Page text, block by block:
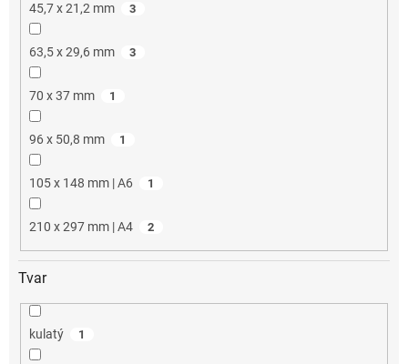
45,7 x 21,2 mm 3
63,5 x 29,6 mm 3
70 x 37 mm 1
96 x 50,8 mm 1
105 x 148 mm | A6 1
210 x 297 mm | A4 2
Tvar
kulatý 1